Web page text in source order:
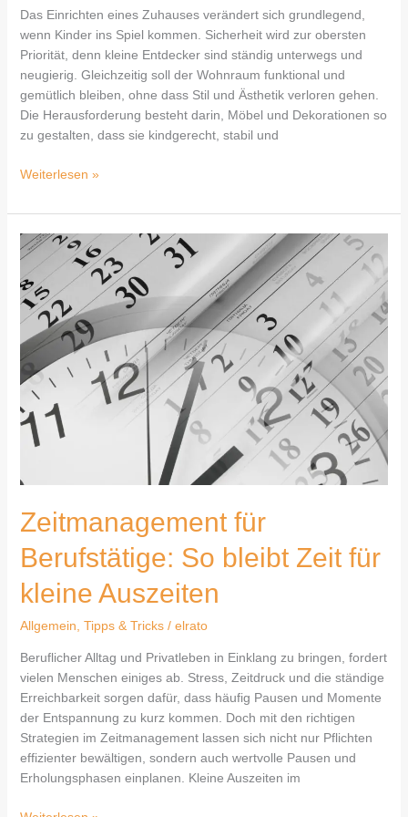
Das Einrichten eines Zuhauses verändert sich grundlegend,
wenn Kinder ins Spiel kommen. Sicherheit wird zur obersten
Priorität, denn kleine Entdecker sind ständig unterwegs und
neugierig. Gleichzeitig soll der Wohnraum funktional und
gemütlich bleiben, ohne dass Stil und Ästhetik verloren gehen.
Die Herausforderung besteht darin, Möbel und Dekorationen so
zu gestalten, dass sie kindgerecht, stabil und
Weiterlesen »
Zeitmanagement für
Berufstätige: So bleibt Zeit für
kleine Auszeiten
Allgemein Tipps & Tricks/ elrato
Beruflicher Alltag und Privatleben in Einklang zu bringen, fordert
vielen Menschen einiges ab. Stress, Zeitdruck und die ständige
Erreichbarkeit sorgen dafür, dass häufig Pausen und Momente
der Entspannung zu kurz kommen. Doch mit den richtigen
Strategien im Zeitmanagement lassen sich nicht nur Pflichten
effizienter bewältigen, sondern auch wertvolle Pausen und
Erholungsphasen einplanen. Kleine Auszeiten im
Zeitmanagement
für
Berufstätige:
So
bleibt
Zeit
für
kleine
Auszeiten